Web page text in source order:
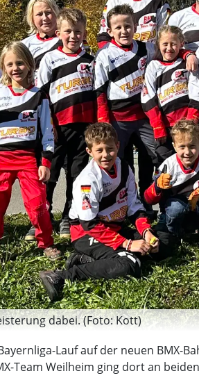
dabei. (Foto: Kott)
Lauf auf der neuen BMX-
Team Weilheim ging dort an